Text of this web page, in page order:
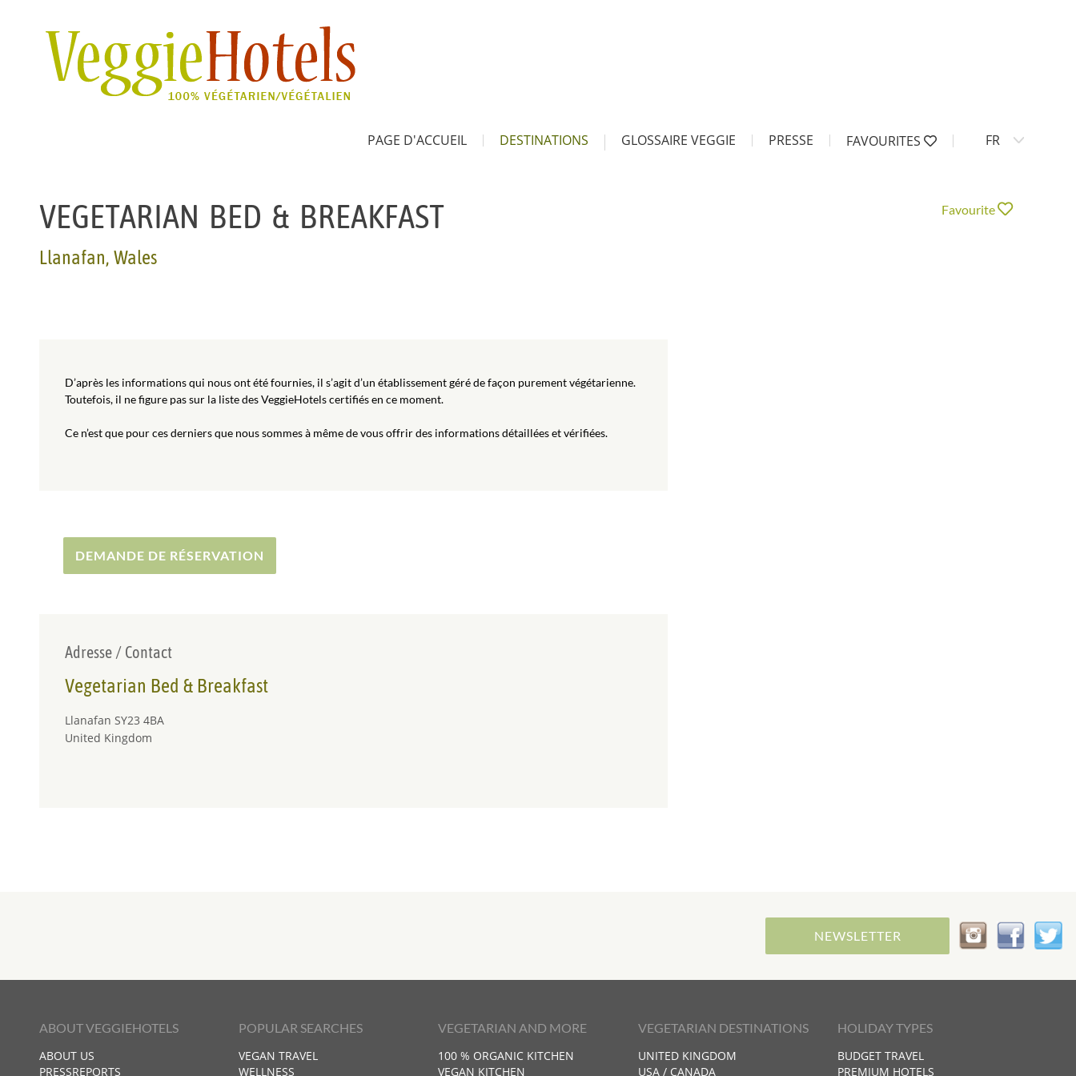
PAGE D'ACCUEIL DESTINATIONS GLOSSAIRE VEGGIE PRESSE FAVOURITES FR
Favourite
VEGETARIAN BED & BREAKFAST
Llanafan, Wales
D’après les informations qui nous ont été fournies, il s’agit d’un établissement géré de façon purement végétarienne.
Toutefois, il ne figure pas sur la liste des VeggieHotels certifiés en ce moment.
Ce n’est que pour ces derniers que nous sommes à même de vous offrir des informations détaillées et vérifiées.
DEMANDE DE RÉSERVATION
Adresse / Contact
Vegetarian Bed & Breakfast
Llanafan SY23 4BA
United Kingdom
NEWSLETTER
ABOUT VEGGIEHOTELS
ABOUT US
PRESSREPORTS
POPULAR SEARCHES
VEGAN TRAVEL
WELLNESS
VEGETARIAN AND MORE
100 % ORGANIC KITCHEN
VEGAN KITCHEN
VEGETARIAN DESTINATIONS
UNITED KINGDOM
USA / CANADA
HOLIDAY TYPES
BUDGET TRAVEL
PREMIUM HOTELS